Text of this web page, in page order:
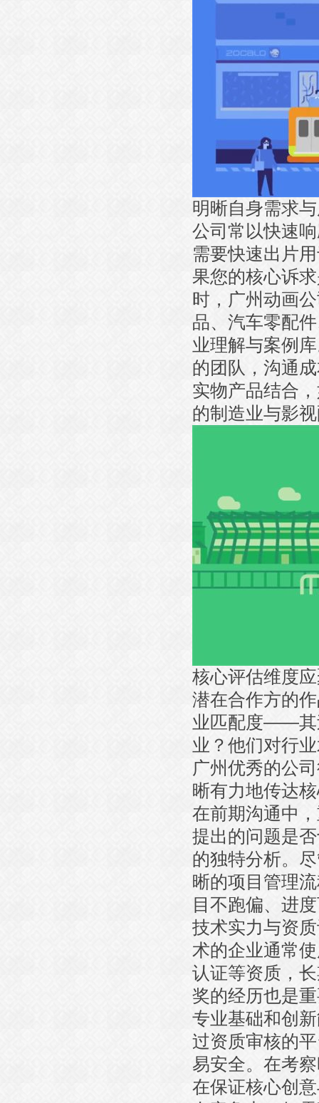
明晰自身需求
公司常以快速
需要快速出片
果您的核心诉
时，广州动画
品、汽车零配
业理解与案例
的团队，沟通
实物产品结合
的制造业与影
核心评估维度
潜在合作方的
业匹配度——其
业？他们对行
广州优秀的公
晰有力地传达
在前期沟通中
提出的问题是
的独特分析。
晰的项目管理
目不跑偏、进
技术实力与资
术的企业通常
认证等资质，
奖的经历也是
专业基础和创
过资质审核的
易安全。在考
在保证核心创